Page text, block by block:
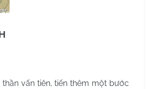
vấn tiên, tiến thêm một bước